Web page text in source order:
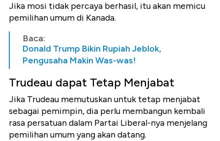
Jika mosi tidak percaya berhasil, itu akan memicu
pemilihan umum di Kanada.
Baca:
Donald Trump Bikin Rupiah Jeblok,
Pengusaha Makin Was-was!
Trudeau dapat Tetap Menjabat
Jika Trudeau memutuskan untuk tetap menjabat
sebagai pemimpin, dia perlu membangun kembali
rasa persatuan dalam Partai Liberal-nya menjelang
pemilihan umum yang akan datang.